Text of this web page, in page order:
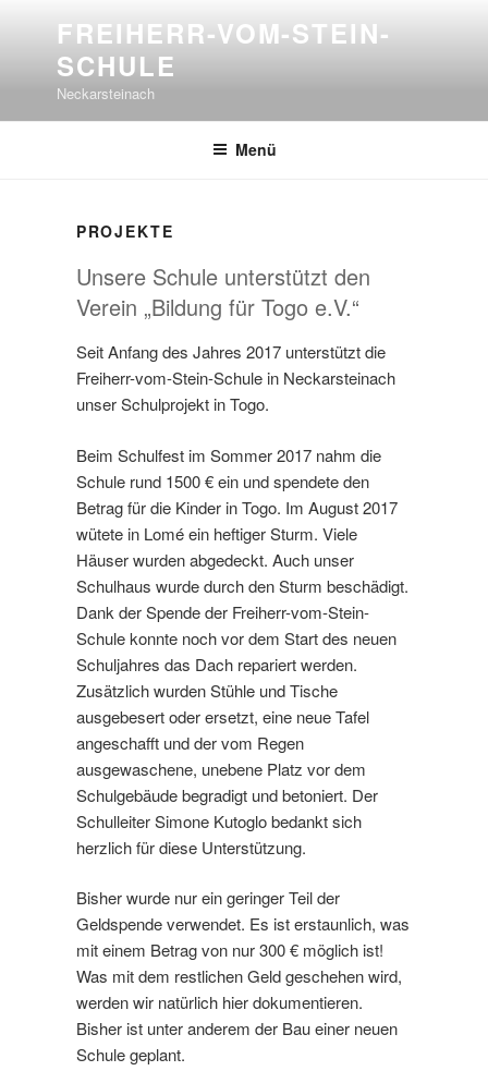
springen
FREIHERR-VOM-STEIN-
SCHULE
Neckarsteinach
Menü
PROJEKTE
Unsere Schule unterstützt den
Verein „Bildung für Togo e.V.“
Seit Anfang des Jahres 2017 unterstützt die
Freiherr-vom-Stein-Schule in Neckarsteinach
unser Schulprojekt in Togo.
Beim Schulfest im Sommer 2017 nahm die
Schule rund 1500 € ein und spendete den
Betrag für die Kinder in Togo. Im August 2017
wütete in Lomé ein heftiger Sturm. Viele
Häuser wurden abgedeckt. Auch unser
Schulhaus wurde durch den Sturm beschädigt.
Dank der Spende der Freiherr-vom-Stein-
Schule konnte noch vor dem Start des neuen
Schuljahres das Dach repariert werden.
Zusätzlich wurden Stühle und Tische
ausgebesert oder ersetzt, eine neue Tafel
angeschafft und der vom Regen
ausgewaschene, unebene Platz vor dem
Schulgebäude begradigt und betoniert. Der
Schulleiter Simone Kutoglo bedankt sich
herzlich für diese Unterstützung.
Bisher wurde nur ein geringer Teil der
Geldspende verwendet. Es ist erstaunlich, was
mit einem Betrag von nur 300 € möglich ist!
Was mit dem restlichen Geld geschehen wird,
werden wir natürlich hier dokumentieren.
Bisher ist unter anderem der Bau einer neuen
Schule geplant.